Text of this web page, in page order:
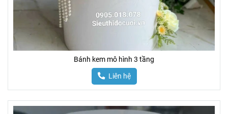
Bánh kem mô hình 3 tầng
Liên hệ